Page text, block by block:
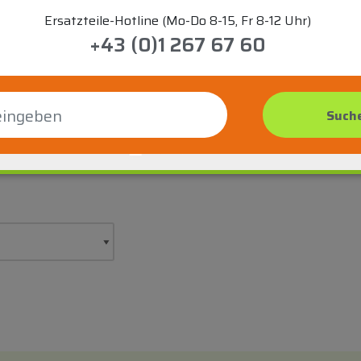
Ersatzteile-Hotline (Mo-Do 8-15, Fr 8-12 Uhr)
+43 (0)1 267 67 60